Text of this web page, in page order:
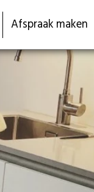
Afspraak maken